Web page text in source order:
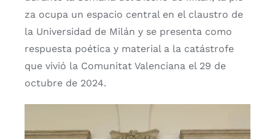
za ocu­pa un espa­cio cen­tral en el claus­tro de
la Uni­ver­si­dad de Milán y se pre­sen­ta como
res­pues­ta poé­ti­ca y mate­rial a la catás­tro­fe
que vivió la Comu­ni­tat Valen­cia­na el 29 de
octu­bre de 2024.